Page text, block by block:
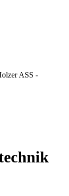
ASS -